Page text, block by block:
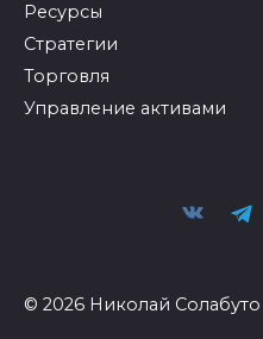
Ресурсы
Стратегии
Торговля
Управление активами
© 2026 Николай Солабуто